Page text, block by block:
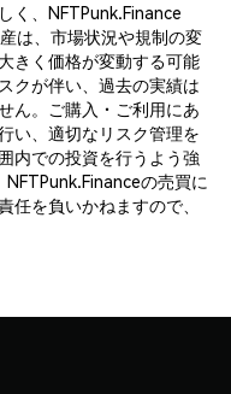
く、NFTPunk.Finance
は、市場状況や規制の変
きく価格が変動する可能
クが伴い、過去の実績は
ん。ご購入・ご利用にあ
い、適切なリスク管理を
内での投資を行うよう強
の売買に
任を負いかねますので、